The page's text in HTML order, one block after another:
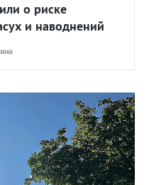
о риске
и наводнений